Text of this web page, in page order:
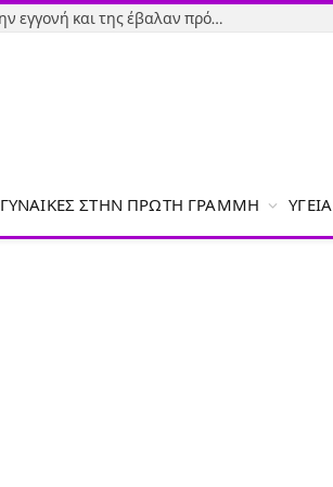
Εύβοια-Απίστευτο: Φορολόγησαν την εγγονή και της έβαλαν πρόστιμο γιατί δεν δήλωσε το χαρτζιλίκι του παππού!
ΓΥΝΑΊΚΕΣ ΣΤΗΝ ΠΡΏΤΗ ΓΡΑΜΜΉ ΥΓΕΊΑ